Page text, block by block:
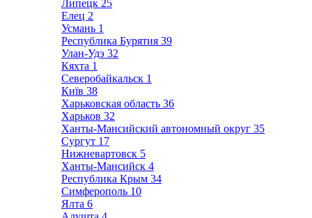
Липецк 25
Елец 2
Усмань 1
Республика Бурятия 39
Улан-Удэ 32
Кяхта 1
Северобайкальск 1
Київ 38
Харьковская область 36
Харьков 32
Ханты-Мансийский автономный округ 35
Сургут 17
Нижневартовск 5
Ханты-Мансийск 4
Республика Крым 34
Симферополь 10
Ялта 6